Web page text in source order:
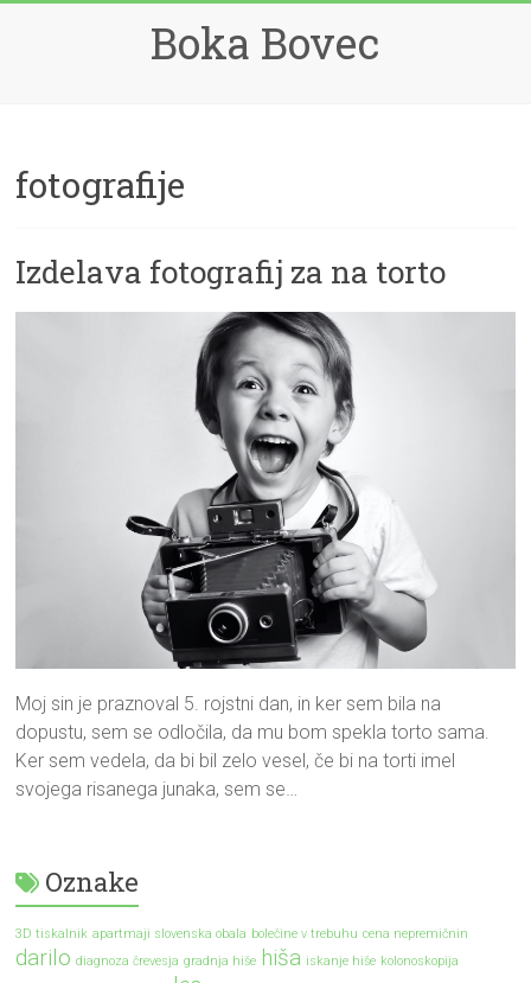
Boka Bovec
fotografije
Izdelava fotografij za na torto
Moj sin je praznoval 5. rojstni dan, in ker sem bila na
dopustu, sem se odločila, da mu bom spekla torto sama.
Ker sem vedela, da bi bil zelo vesel, če bi na torti imel
svojega risanega junaka, sem se…
Oznake
3D tiskalnik apartmaji slovenska obala bolečine v trebuhu cena nepremičnin
darilo diagnoza črevesja gradnja hiše hiša iskanje hiše kolonoskopija